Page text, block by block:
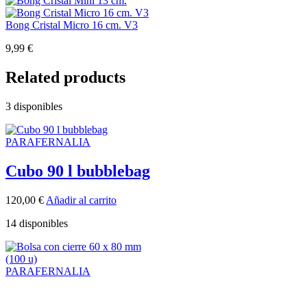
Bong Cristal Micro 16 cm. V3
9,99 €
Related products
3 disponibles
PARAFERNALIA
Cubo 90 l bubblebag
120,00 € Añadir al carrito
14 disponibles
PARAFERNALIA